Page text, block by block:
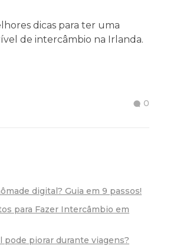
dicas para ter uma
de intercâmbio na Irlanda.
0
digital? Guia em 9 passos!
para Fazer Intercâmbio em
pode piorar durante viagens?